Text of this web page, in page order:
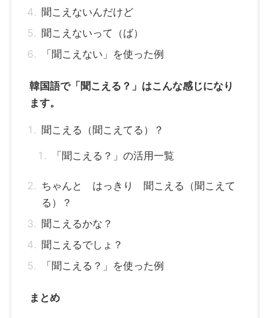
聞こえないんだけど
聞こえないって（ば）
「聞こえない」を使った例
韓国語で「聞こえる？」はこんな感じになり
ます。
聞こえる（聞こえてる）？
「聞こえる？」の活用一覧
ちゃんと はっきり 聞こえる（聞こえて
る）？
聞こえるかな？
聞こえるでしょ？
「聞こえる？」を使った例
まとめ